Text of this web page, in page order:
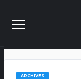
ARCHIVES